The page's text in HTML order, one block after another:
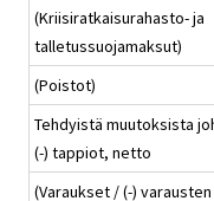
(Kriisiratkaisurahasto- ja
talletussuojamaksut)
(Poistot)
Tehdyistä muutoksista
(-) tappiot, netto
(Varaukset / (-)